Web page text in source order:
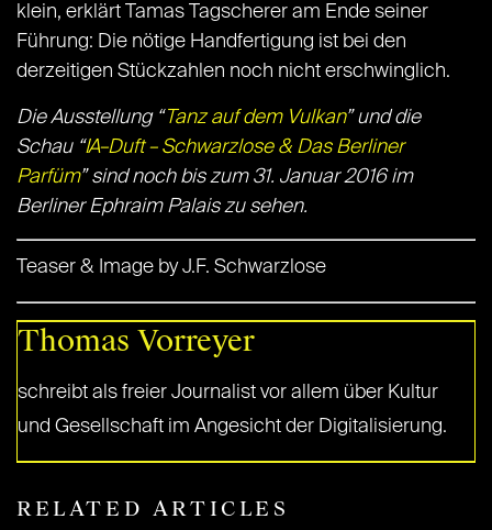
klein, erklärt Tamas Tagscherer am Ende seiner
Führung: Die nötige Handfertigung ist bei den
derzeitigen Stückzahlen noch nicht erschwinglich.
Die Ausstellung “ Tanz auf dem Vulkan” und die
Schau “IA–Duft – Schwarzlose & Das Berliner
Parfüm” sind noch bis zum 31. Januar 2016 im
Berliner Ephraim Palais zu sehen.
Teaser & Image by J.F. Schwarzlose
Thomas Vorreyer
schreibt als freier Journalist vor allem über Kultur
und Gesellschaft im Angesicht der Digitalisierung.
RELATED ARTICLES